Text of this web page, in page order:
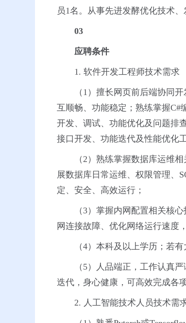
员1名。从事先进发酵优化技术
03
应聘条件
1. 软件开发工程师技术需求
（1）擅长网页前后端协同
互顺畅、功能稳定；熟练掌握C#
开发、调试、功能优化及问题排
接口开发、功能迭代及性能优化
（2）熟练掌握数据库运维
展数据库日常运维、权限管理、
定、安全、高效运行；
（3）掌握内网配置相关核
网连接故障、优化网络运行速度
（4）本科及以上学历；若
（5）人品端正，工作认真
迭代，身心健康，可高效完成各
2. 人工智能技术人员技术需